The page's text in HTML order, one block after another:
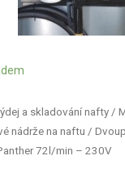
a skladování nafty /
nádrže na naftu /
72l/min – 230V